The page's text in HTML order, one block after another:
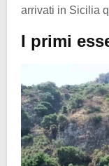
arrivati in Sicilia
I primi